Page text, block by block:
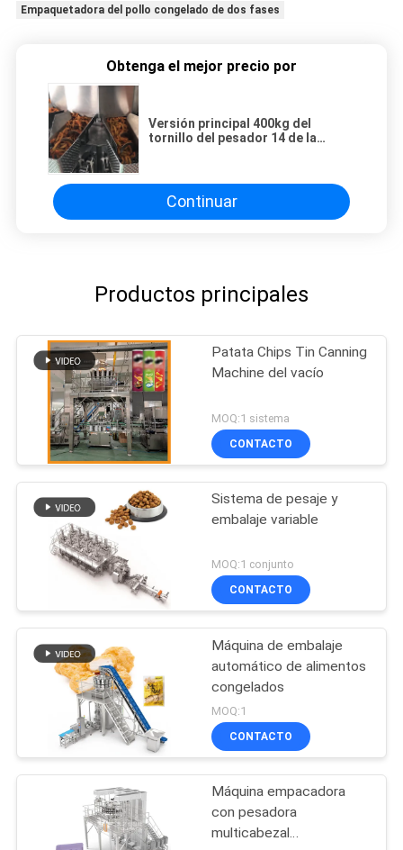
Empaquetadora del pollo congelado de dos fases
Obtenga el mejor precio por
Versión principal 400kg del
tornillo del pesador 14 de la
Continuar
Productos principales
Patata Chips Tin Canning
Machine del vacío
MOQ:1 sistema
CONTACTO
Sistema de pesaje y
embalaje variable
MOQ:1 conjunto
CONTACTO
Máquina de embalaje
automático de alimentos
congelados
MOQ:1
CONTACTO
Máquina empacadora
con pesadora
multicabezal